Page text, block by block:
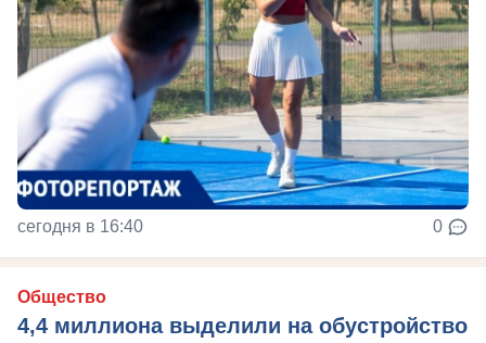
сегодня в 16:40 0
Общество
4,4 миллиона выделили на обустройство